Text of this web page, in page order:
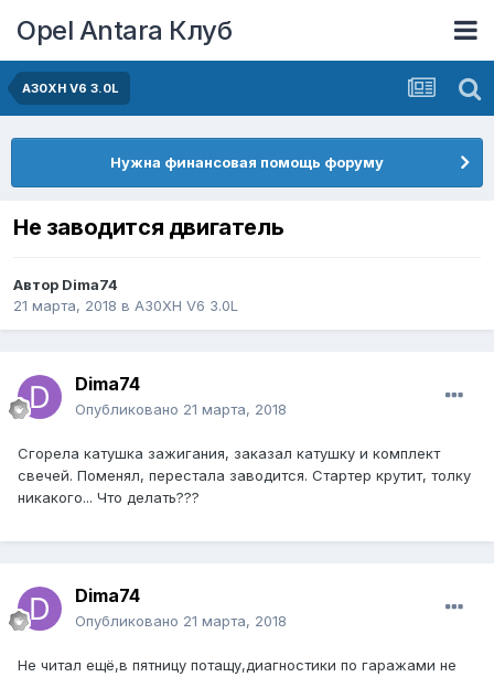
Opel Antara Клуб
A30XH V6 3.0L
Нужна финансовая помощь форуму
Не заводится двигатель
Автор Dima74
21 марта, 2018 в A30XH V6 3.0L
Dima74
Опубликовано 21 марта, 2018
Сгорела катушка зажигания, заказал катушку и комплект
свечей. Поменял, перестала заводится. Стартер крутит, толку
никакого... Что делать???
Dima74
Опубликовано 21 марта, 2018
Не читал ещё,в пятницу потащу,диагностики по гаражами не